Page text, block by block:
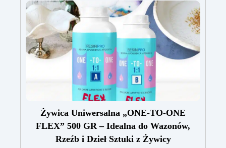
Żywica Uniwersalna „ONE-TO-ONE
FLEX” 500 GR – Idealna do Wazonów,
Rzeźb i Dzieł Sztuki z Żywicy